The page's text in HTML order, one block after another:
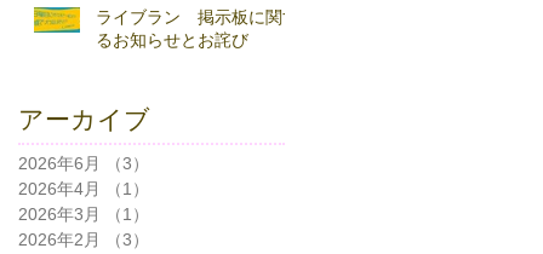
ライブラン 掲示板に関す
るお知らせとお詫び
アーカイブ
2026年6月 （3）
2026年4月
（1）
2026年3月
（1）
2026年2月
（3）